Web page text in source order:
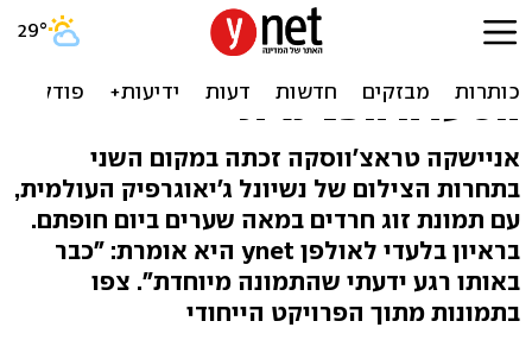
הצלמת שהסעירה את העולם
עם תמונת החרדים: "זיהו את
הסערה הפנימית"
אניישקה טראצ'ווסקה זכתה במקום השני
בתחרות הצילום של נשיונל ג'יאוגרפיק העולמית,
עם תמונת זוג חרדים במאה שערים ביום חופתם.
בראיון בלעדי לאולפן ynet היא אומרת: "כבר
באותו רגע ידעתי שהתמונה מיוחדת". צפו
בתמונות מתוך הפרויקט הייחודי